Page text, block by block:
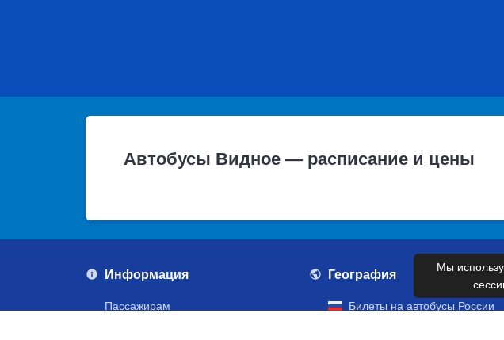
Автобусы Видное — расписание и цены
Информация
Пассажирам
География
Билеты на автобусы России
Мы